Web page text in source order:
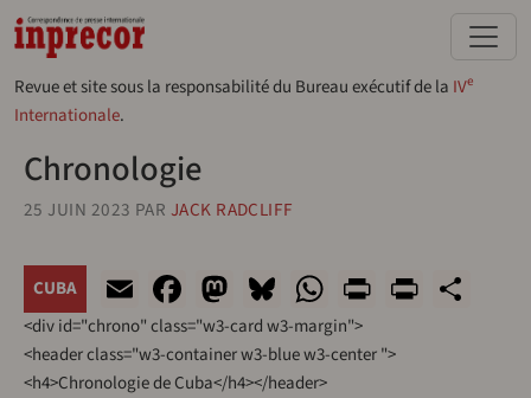
Aller au contenu principal
Revue et site sous la responsabilité du Bureau exécutif de la IVe
Internationale.
Chronologie
25 JUIN 2023 PAR JACK RADCLIFF
CUBA EmailFacebook
Mastodon
Bluesky
WhatsApp
Print
<div id="chrono" class="w3-card w3-margin">
<header class="w3-container w3-blue w3-center ">
<h4>Chronologie de Cuba</h4></header>